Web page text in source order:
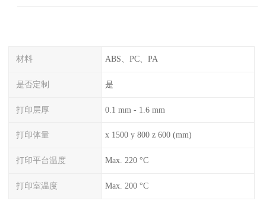
材料 ABS、PC、PA
是否定制 是
打印层厚 0.1 mm - 1.6 mm
打印体量 x 1500 y 800 z 600 (mm)
打印平台温度 Max. 220 °C
打印室温度 Max. 200 °C